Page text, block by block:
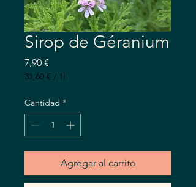
Sirop de Géranium
7,90 €
31,60 € / 1l
por
1
Litro
Cantidad *
Agregar al carrito